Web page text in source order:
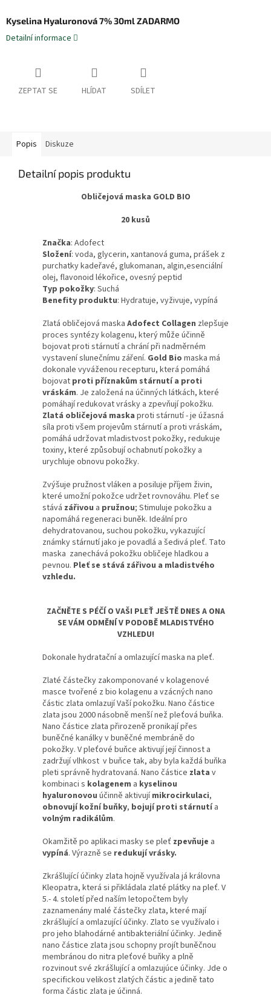
Kyselina Hyaluronová 7% 30ml ZADARMO
Detailní informace
ZEPTAT SE HLÍDAT SDÍLET
Popis Diskuze
Detailní popis produktu
Obličejová maska GOLD BIO
20 kusů
Značka: Adofect
Složení: voda, glycerin, xantanová guma, prášek z
purchatky kadeřavé, glukomanan, algin,esenciální
olej, flavonoid lékořice, ovesný peptid
Typ pokožky: Suchá
Benefity produktu: Hydratuje, vyživuje, vypíná
Zlatá obličejová maska Adofect Collagen zlepšuje
proces syntézy kolagenu, který může účinně
bojovat proti stárnutí a chrání při nadměrném
vystavení slunečnímu záření. Gold Bio maska má
dokonale vyváženou recepturu, která pomáhá
bojovat proti příznakům stárnutí a proti
vráskám. Je založená na účinných látkách, které
pomáhají redukovat vrásky a zpevňují pokožku.
Zlatá obličejová maska proti stárnutí - je úžasná
síla proti všem projevům stárnutí a proti vráskám,
pomáhá udržovat mladistvost pokožky, redukuje
toxiny, které způsobují ochabnutí pokožky a
urychluje obnovu pokožky.
Zvýšuje pružnost vláken a posiluje příjem živin,
které umožní pokožce udržet rovnováhu. Pleť se
stává zářivou a pružnou; Stimuluje pokožku a
napomáhá regeneraci buněk. Ideální pro
dehydratovanou, suchou pokožku, vykazující
známky stárnutí jako je povadlá a šedivá pleť. Tato
maska zanechává pokožku obličeje hladkou a
pevnou. Pleť se stává zářivou a mladistvého
vzhledu.
ZAČNĚTE S PÉČÍ O VAŠI PLEŤ JEŠTĚ DNES A ONA
SE VÁM ODMĚNÍ V PODOBĚ MLADISTVÉHO
VZHLEDU!
Dokonale hydratační a omlazující maska ​​na pleť.
Zlaté částečky zakomponované v kolagenové
masce tvořené z bio kolagenu a vzácných nano
částic zlata omlazují Vaší pokožku. Nano částice
zlata jsou 2000 násobně menší než pleťová buňka.
Nano částice zlata přirozeně pronikají přes
buněčné kanálky v buněčné membráně do
pokožky. V pleťové buňce aktivují její činnost a
zadržují vlhkost v buňce tak, aby byla každá buňka
pleti správně hydratovaná. Nano částice zlata v
kombinaci s kolagenem a kyselinou
hyaluronovou účinně aktivujímikrocirkulaci,
obnovují kožní buňky, bojují proti stárnutía
volným radikálům.
Okamžitě po aplikaci masky se pleť zpevňuje a
vypíná. Výrazně se redukují vrásky.
Zkrášlující účinky zlata hojně využívala já královna
Kleopatra, která si přikládala zlaté plátky na pleť. V
5.- 4. století před naším letopočtem byly
zaznamenány malé částečky zlata, které mají
zkrášlující a omlazující účinky. Zlato se využívalo i
pro jeho blahodárné antibakteriální účinky. Jedině
nano částice zlata jsou schopny projít buněčnou
membránou do nitra pleťové buňky a plně
rozvinout své zkrášlující a omlazujúce účinky. Jde o
specifickou velikost zlatých částic a jedině tato
forma částic zlata je účinná.